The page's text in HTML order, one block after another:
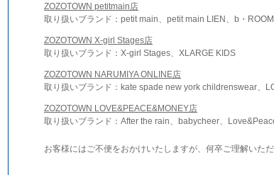
ZOZOTOWN petitmain店
取り扱いブランド：petit main、petit main LIEN、b・ROOM
ZOZOTOWN X-girl Stages店
取り扱いブランド：X-girl Stages、XLARGE KIDS
ZOZOTOWN NARUMIYA ONLINE店
取り扱いブランド：kate spade new york childrenswear、
ZOZOTOWN LOVE&PEACE&MONEY店
取り扱いブランド：After the rain、babycheer、
お客様にはご不便をおかけいたしますが、何卒ご理解いた